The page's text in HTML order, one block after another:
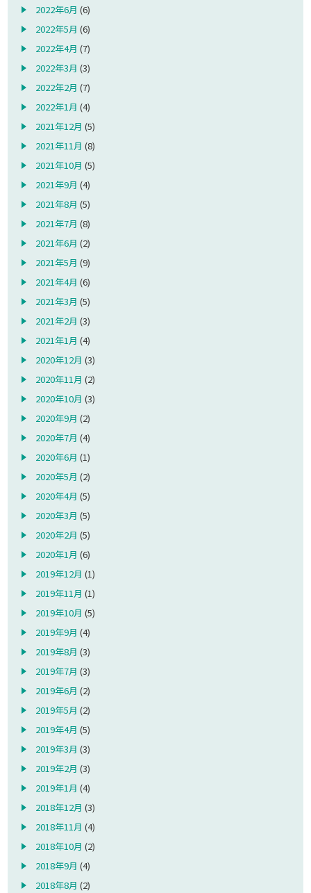
2022年6月 (6)
2022年5月 (6)
2022年4月 (7)
2022年3月 (3)
2022年2月 (7)
2022年1月 (4)
2021年12月 (5)
2021年11月 (8)
2021年10月 (5)
2021年9月 (4)
2021年8月 (5)
2021年7月 (8)
2021年6月 (2)
2021年5月 (9)
2021年4月 (6)
2021年3月 (5)
2021年2月 (3)
2021年1月 (4)
2020年12月 (3)
2020年11月 (2)
2020年10月 (3)
2020年9月 (2)
2020年7月 (4)
2020年6月 (1)
2020年5月 (2)
2020年4月 (5)
2020年3月 (5)
2020年2月 (5)
2020年1月 (6)
2019年12月 (1)
2019年11月 (1)
2019年10月 (5)
2019年9月 (4)
2019年8月 (3)
2019年7月 (3)
2019年6月 (2)
2019年5月 (2)
2019年4月 (5)
2019年3月 (3)
2019年2月 (3)
2019年1月 (4)
2018年12月 (3)
2018年11月 (4)
2018年10月 (2)
2018年9月 (4)
2018年8月 (2)